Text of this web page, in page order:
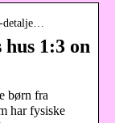
detalje…
1:3 on
børn fra
har fysiske